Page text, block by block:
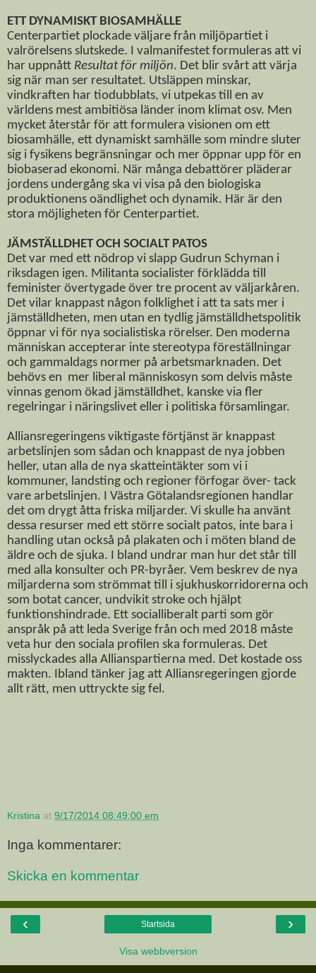
ETT DYNAMISKT BIOSAMHÄLLE
Centerpartiet plockade väljare från miljöpartiet i
valrörelsens slutskede. I valmanifestet formuleras att vi
har uppnått Resultat för miljön. Det blir svårt att värja
sig när man ser resultatet. Utsläppen minskar,
vindkraften har tiodubblats, vi utpekas till en av
världens mest ambitiösa länder inom klimat osv. Men
mycket återstår för att formulera visionen om ett
biosamhälle, ett dynamiskt samhälle som mindre sluter
sig i fysikens begränsningar och mer öppnar upp för en
biobaserad ekonomi. När många debattörer pläderar
jordens undergång ska vi visa på den biologiska
produktionens oändlighet och dynamik. Här är den
stora möjligheten för Centerpartiet.
JÄMSTÄLLDHET OCH SOCIALT PATOS
Det var med ett nödrop vi slapp Gudrun Schyman i
riksdagen igen. Militanta socialister förklädda till
feminister övertygade över tre procent av väljarkåren.
Det vilar knappast någon folklighet i att ta sats mer i
jämställdheten, men utan en tydlig jämställdhetspolitik
öppnar vi för nya socialistiska rörelser. Den moderna
människan accepterar inte stereotypa föreställningar
och gammaldags normer på arbetsmarknaden. Det
behövs en mer liberal människosyn som delvis måste
vinnas genom ökad jämställdhet, kanske via fler
regelringar i näringslivet eller i politiska församlingar.
Alliansregeringens viktigaste förtjänst är knappast
arbetslinjen som sådan och knappast de nya jobben
heller, utan alla de nya skatteintäkter som vi i
kommuner, landsting och regioner förfogar över- tack
vare arbetslinjen. I Västra Götalandsregionen handlar
det om drygt åtta friska miljarder. Vi skulle ha använt
dessa resurser med ett större socialt patos, inte bara i
handling utan också på plakaten och i möten bland de
äldre och de sjuka. I bland undrar man hur det står till
med alla konsulter och PR-byråer. Vem beskrev de nya
miljarderna som strömmat till i sjukhuskorridorerna och
som botat cancer, undvikit stroke och hjälpt
funktionshindrade. Ett socialliberalt parti som gör
anspråk på att leda Sverige från och med 2018 måste
veta hur den sociala profilen ska formuleras. Det
misslyckades alla Allianspartierna med. Det kostade oss
makten. Ibland tänker jag att Alliansregeringen gjorde
allt rätt, men uttryckte sig fel.
Kristina at 9/17/2014 08:49:00 em
Inga kommentarer:
Skicka en kommentar
‹ ›
Startsida
Visa webbversion